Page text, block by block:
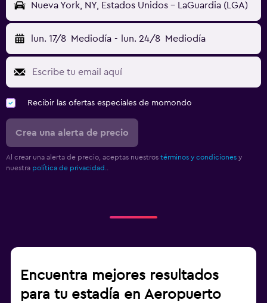
Nueva York, NY, Estados Unidos - LaGuardia (LGA)
lun. 17/8 Mediodía - lun. 24/8 Mediodía
Recibir las ofertas especiales de momondo
Crea una alerta de precio
Al crear una alerta de precio, aceptas nuestros términos y condiciones y
nuestra política de privacidad..
Encuentra mejores resultados
para tu estadía en Aeropuerto